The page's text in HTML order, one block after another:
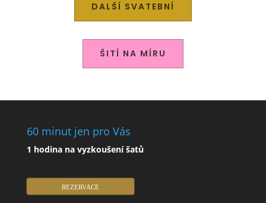
DALŠÍ SVATEBNÍ
ŠITÍ NA MÍRU
60 minut jen pro Vás
1 hodina na vyzkoušení šatů
REZERVACE